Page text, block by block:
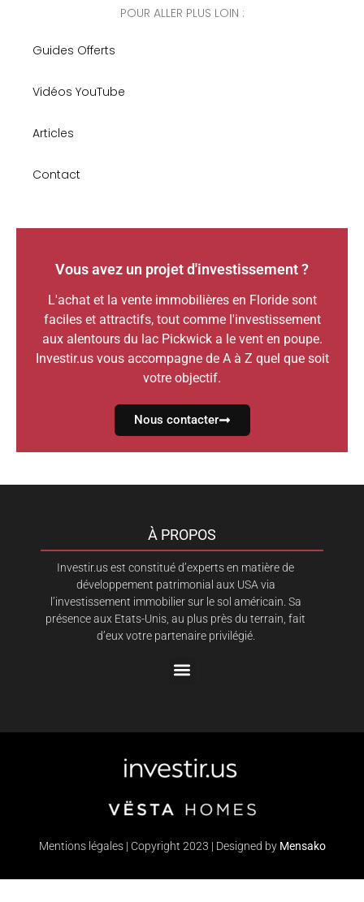
POUR ALLER PLUS LOIN :
Guides Offerts
Vidéos YouTube
Articles
Contact
Vous avez un projet d'investissement ?
L'achat et la vente immobilières en Floride sont
faciles et attractifs, tout comme l'investissement
aux alentours du lac Pickwick a le vent en poupe.
Investir.us vous accompagne de A à Z quel que soit
votre objectif.
Nous contacter
À PROPOS
Investir.us est constitué d’experts en matière de
développement patrimonial aux USA via
l’investissement immobilier sur le sol américain. Sa
présence aux Etats-Unis, au plus près du terrain, fait
d’eux votre partenaire privilégié.
Mentions légales | Copyright 2023 | Designed by Mensako